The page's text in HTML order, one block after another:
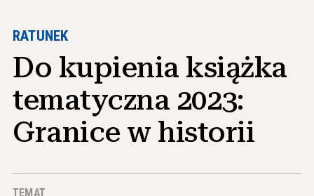
Zasoby dla nauczycieli
Narzędzia w klasie
Instytuty
Nauczanie umiejętności badawczych
RATUNEK
Do kupienia książka
tematyczna 2023:
Granice w historii
TEMAT